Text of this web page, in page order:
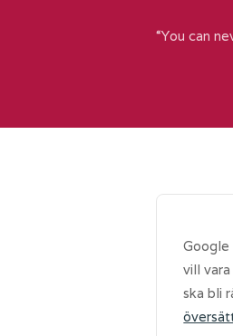
“You can
Google
vill
ska bli